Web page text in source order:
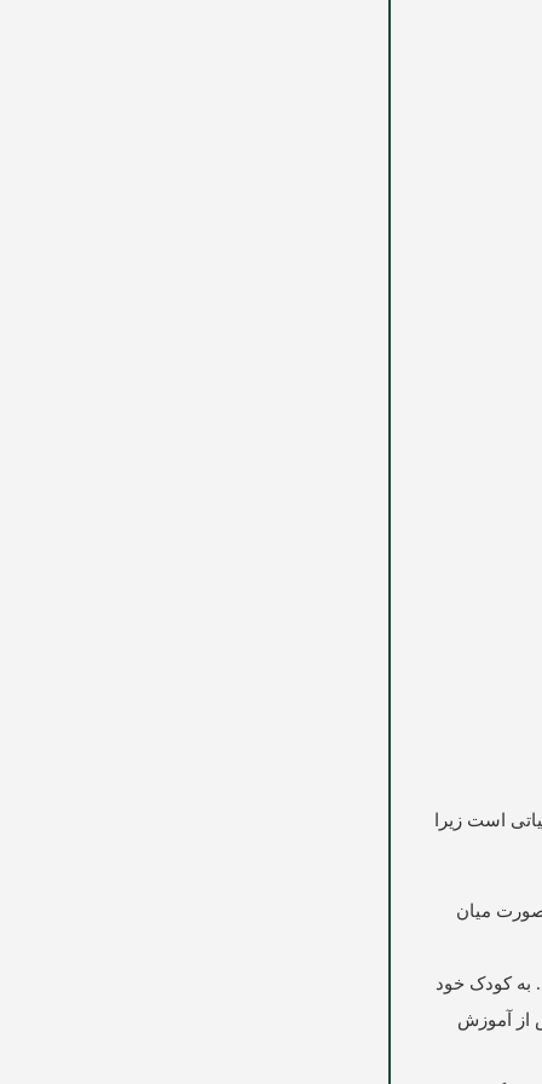
است زیرا
میان
به کودک خود
از آموزش